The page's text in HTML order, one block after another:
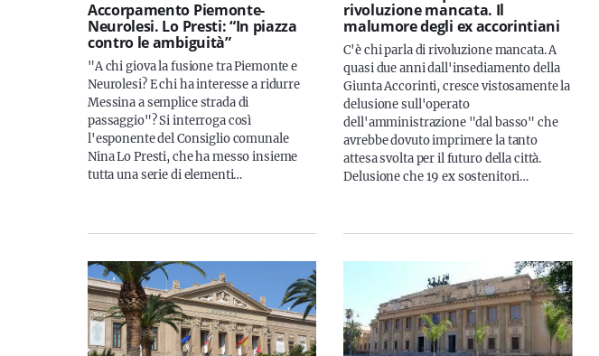
Accorpamento Piemonte-
Neurolesi. Lo Presti: “In piazza
contro le ambiguità”
"A chi giova la fusione tra Piemonte e
Neurolesi? E chi ha interesse a ridurre
Messina a semplice strada di
passaggio"? Si interroga così
l'esponente del Consiglio comunale
Nina Lo Presti, che ha messo insieme
tutta una serie di elementi…
rivoluzione mancata. Il
malumore degli ex accorintiani
C'è chi parla di rivoluzione mancata. A
quasi due anni dall'insediamento della
Giunta Accorinti, cresce vistosamente la
delusione sull'operato
dell'amministrazione "dal basso" che
avrebbe dovuto imprimere la tanto
attesa svolta per il futuro della città.
Delusione che 19 ex sostenitori…